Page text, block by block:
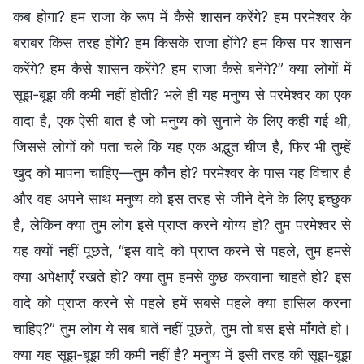
कब होगा? हम राजा के रूप में कैसे शासन करेंगे? हम परमेश्वर के
बराबर किस तरह होंगे? हम किसके राजा होंगे? हम किस पर शासन
करेंगे? हम कैसे शासन करेंगे? हम राजा कैसे बनेंगे?” क्या लोगों में
सूझ-बूझ की कमी नहीं होती? भले ही यह मनुष्य से परमेश्वर का एक
वादा है, एक ऐसी बात है जो मनुष्य को सुनाने के लिए कही गई थी,
जिससे लोगों को पता चले कि यह एक अद्भुत चीज है, फिर भी तुम्हें
खुद को मापना चाहिए—तुम कौन हो? परमेश्वर के पास यह विचार है
और वह अपने साथ मनुष्य को इस तरह से जीने देने के लिए इच्छुक
है, लेकिन क्या तुम लोग इसे प्राप्त करने योग्य हो? तुम परमेश्वर से
यह क्यों नहीं पूछते, “इस वादे को प्राप्त करने से पहले, तुम हमसे
क्या अपेक्षाएँ रखते हो? क्या तुम हमसे कुछ करवाना चाहते हो? इस
वादे को प्राप्त करने से पहले हमें सबसे पहले क्या हासिल करना
चाहिए?” तुम लोग ये सब बातें नहीं पूछते, तुम तो बस इसे माँगते हो।
क्या यह सूझ-बूझ की कमी नहीं है? मनुष्य में इसी तरह की सूझ-बूझ